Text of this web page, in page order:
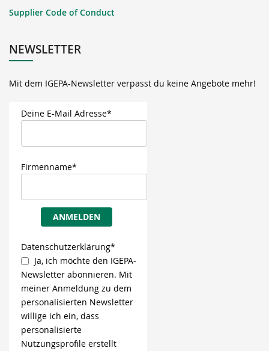
Supplier Code of Conduct
NEWSLETTER
Mit dem IGEPA-Newsletter verpasst du keine Angebote mehr!
Deine E-Mail Adresse*
Firmenname*
ANMELDEN
Datenschutzerklärung*
Ja, ich möchte den IGEPA-
Newsletter abonnieren. Mit
meiner Anmeldung zu dem
personalisierten Newsletter
willige ich ein, dass
personalisierte
Nutzungsprofile erstellt